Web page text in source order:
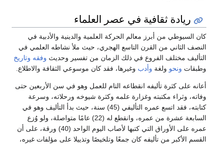
ريادة ثقافية في عصر العلماء
كان السيوطي من أبرز معالم الحركة العلمية والدينية والأدبية في
النصف الثاني من القرن التاسع الهجري، حيث ملأ نشاطه العلمي في
التأليف مختلف الفروع في ذلك الزمان من تفسير وحديث وفقه وتاريخ
وطبقات ونحو ولغة وأدب وغيرها، فقد كان موسوعي الثقافة والاطلاع.
أعانه على كثرة تأليفه انقطاعه التام للعمل وهو في سن الأربعين حتى
وفاته، وثراء مكتبته وغزارة علمه وكثرة شيوخه ورحلاته، وسرعة
كتابته، فقد اتسع عمره التأليفي (45) سنة، حيث بدأ التأليف وهو في
السابعة عشرة من عمره، وانقطع له (22) عامًا متواصلة، ولو وُزع
عمره على الأوراق التي كتبها لأصاب اليوم الواحد (40) ورقة، على أن
القسم الأكبر من تأليفه كان جمعًا وتلخيصًا وتذييلا على مؤلفات غيره،